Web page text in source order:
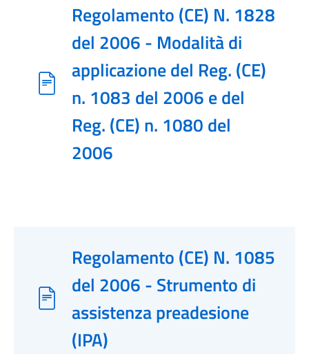
Regolamento (CE) N. 1828
del 2006 - Modalità di
applicazione del Reg. (CE)
n. 1083 del 2006 e del
Reg. (CE) n. 1080 del
2006
Regolamento (CE) N. 1085
del 2006 - Strumento di
assistenza preadesione
(IPA)